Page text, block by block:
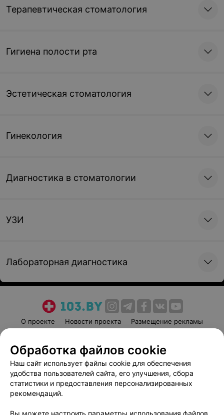
Терапевтическая стоматология
Гигиена полости рта
Эстетическая стоматология
Гинекология
Диагностика в стоматологии
УЗИ
Лабораторная диагностика
О проекте Новости проекта
Размещение рекламы
Пользовательское соглашение
Способы оплаты
Вакансии
Партнеры
Написать руководителю 103.by
Обработка файлов cookie
Наш сайт использует файлы cookie для обеспечения
удобства пользователей сайта, его улучшения, сбора
статистики и предоставления персонализированных
рекомендаций.
Вы можете настроить параметры использования файлов